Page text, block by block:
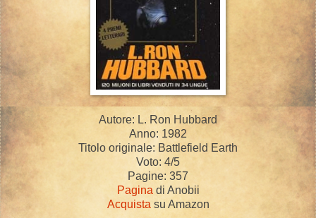
Autore: L. Ron Hubbard
Anno: 1982
Titolo originale: Battlefield Earth
Voto: 4/5
Pagine: 357
Pagina di Anobii
Acquista su Amazon